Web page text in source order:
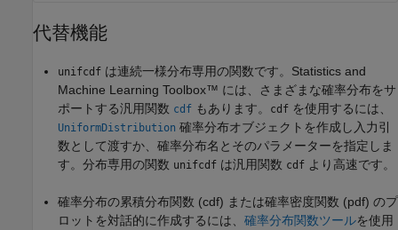
代替機能
unifcdf は連続一様分布専用の関数です。Statistics and
Machine Learning Toolbox™ には、さまざまな確率分布をサ
ポートする汎用関数 cdf もあります。 cdf を使用するには、
UniformDistribution 確率分布オブジェクトを作成し入力引
数として渡すか、確率分布名とそのパラメーターを指定しま
す。分布専用の関数 unifcdf は汎用関数 cdf より高速です。
確率分布の累積分布関数 (cdf) または確率密度関数 (pdf) のプ
ロットを対話的に作成するには、 確率分布関数ツールを使用